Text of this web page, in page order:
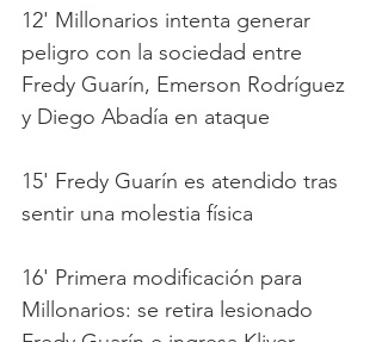
12' Millonarios intenta generar
peligro con la sociedad entre
Fredy Guarín, Emerson Rodríguez
y Diego Abadía en ataque
15' Fredy Guarín es atendido tras
sentir una molestia física
16' Primera modificación para
Millonarios: se retira lesionado